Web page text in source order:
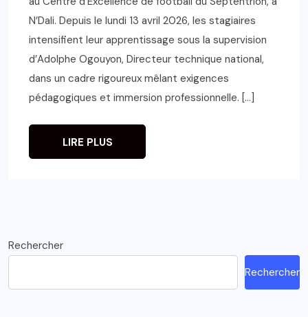
N’Dali. Depuis le lundi 13 avril 2026, les stagiaires
intensifient leur apprentissage sous la supervision
d’Adolphe Ogouyon, Directeur technique national,
dans un cadre rigoureux mêlant exigences
pédagogiques et immersion professionnelle. […]
LIRE PLUS
Rechercher
Rechercher